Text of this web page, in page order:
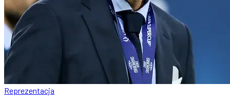
Reprezentacja